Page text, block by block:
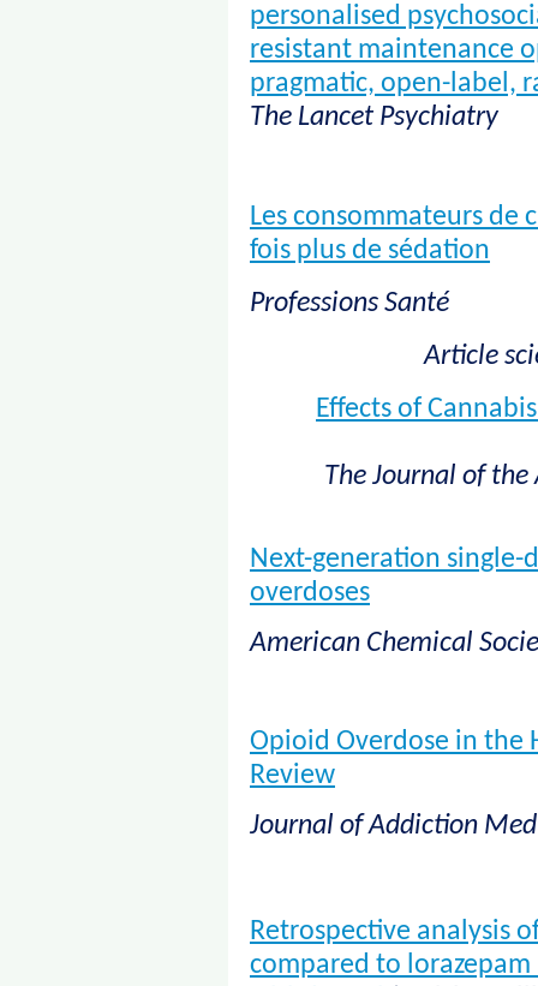
personalised
resistant maintenance
pragmatic, open-label,
The Lancet Psychiatry
Les consommateurs de
fois plus de sédation
Professions Santé
Article
Effects of
The Journal of
Next-generation
overdoses
American Chemical
Opioid Overdose in the
Review
Journal of Addiction
Retrospective analysis
compared to